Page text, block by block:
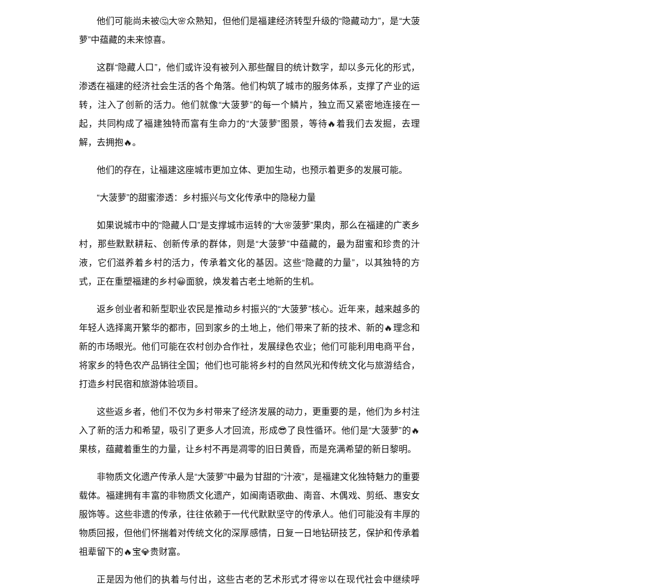
他们可能尚未被🤔大🌸众熟知，但他们是福建经济转型升级的“隐藏动力”，是“大菠
萝”中蕴藏的未来惊喜。
这群“隐藏人口”，他们或许没有被列入那些醒目的统计数字，却以多元化的形式，
渗透在福建的经济社会生活的各个角落。他们构筑了城市的服务体系，支撑了产业的运
转，注入了创新的活力。他们就像“大菠萝”的每一个鳞片，独立而又紧密地连接在一
起，共同构成了福建独特而富有生命力的“大菠萝”图景，等待🔥着我们去发掘，去理
解，去拥抱🔥。
他们的存在，让福建这座城市更加立体、更加生动，也预示着更多的发展可能。
“大菠萝”的甜蜜渗透：乡村振兴与文化传承中的隐秘力量
如果说城市中的“隐藏人口”是支撑城市运转的“大🌸菠萝”果肉，那么在福建的广袤乡
村，那些默默耕耘、创新传承的群体，则是“大菠萝”中蕴藏的，最为甜蜜和珍贵的汁
液，它们滋养着乡村的活力，传承着文化的基因。这些“隐藏的力量”，以其独特的方
式，正在重塑福建的乡村😀面貌，焕发着古老土地新的生机。
返乡创业者和新型职业农民是推动乡村振兴的“大菠萝”核心。近年来，越来越多的
年轻人选择离开繁华的都市，回到家乡的土地上，他们带来了新的技术、新的🔥理念和
新的市场眼光。他们可能在农村创办合作社，发展绿色农业；他们可能利用电商平台，
将家乡的特色农产品销往全国；他们也可能将乡村的自然风光和传统文化与旅游结合，
打造乡村民宿和旅游体验项目。
这些返乡者，他们不仅为乡村带来了经济发展的动力，更重要的是，他们为乡村注
入了新的活力和希望，吸引了更多人才回流，形成😎了良性循环。他们是“大菠萝”的🔥
果核，蕴藏着重生的力量，让乡村不再是凋零的旧日黄昏，而是充满希望的新日黎明。
非物质文化遗产传承人是“大菠萝”中最为甘甜的“汁液”，是福建文化独特魅力的重要
载体。福建拥有丰富的非物质文化遗产，如闽南语歌曲、南音、木偶戏、剪纸、惠安女
服饰等。这些非遗的传承，往往依赖于一代代默默坚守的传承人。他们可能没有丰厚的
物质回报，但他们怀揣着对传统文化的深厚感情，日复一日地钻研技艺，保护和传承着
祖辈留下的🔥宝💎贵财富。
正是因为他们的执着与付出，这些古老的艺术形式才得🌸以在现代社会中继续呼